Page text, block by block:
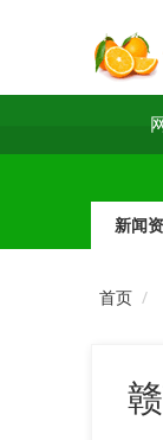
新闻
首页